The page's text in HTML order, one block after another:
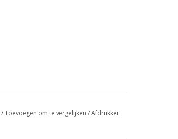
/Toevoegen om te vergelijken /Afdrukken